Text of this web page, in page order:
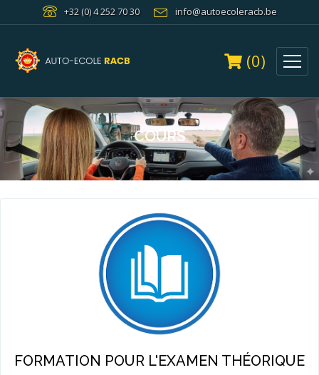
+32 (0) 4 252 70 30 info@autoecoleracb.be
(0)
COURS
FORMATION POUR L'EXAMEN THÉORIQUE